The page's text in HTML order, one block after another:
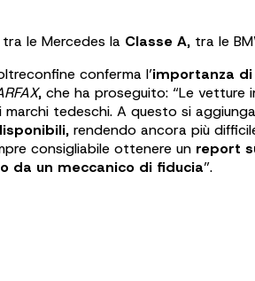
tra le Mercedes la Classe A, tra le
conferma l’importanza di
, che ha proseguito: “Le
tedeschi. A questo si
, rendendo ancora più
consigliabile ottenere un report
da un meccanico di fiducia”.